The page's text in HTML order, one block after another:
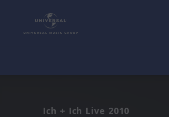
Ich + Ich Live 2010